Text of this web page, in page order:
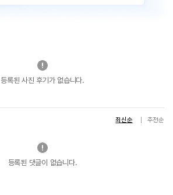
등록된 사진 후기가 없습니다.
최신순 추천순
등록된 댓글이 없습니다.